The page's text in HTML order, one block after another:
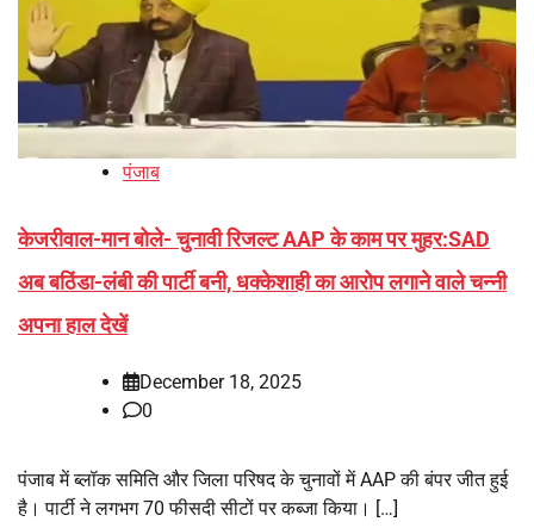
पंजाब
केजरीवाल-मान बोले- चुनावी रिजल्ट AAP के काम पर मुहर:SAD
अब बठिंडा-लंबी की पार्टी बनी, धक्केशाही का आरोप लगाने वाले चन्नी
अपना हाल देखें
December 18, 2025
0
पंजाब में ब्लॉक समिति और जिला परिषद के चुनावों में AAP की बंपर जीत हुई
है। पार्टी ने लगभग 70 फीसदी सीटों पर कब्जा किया। […]